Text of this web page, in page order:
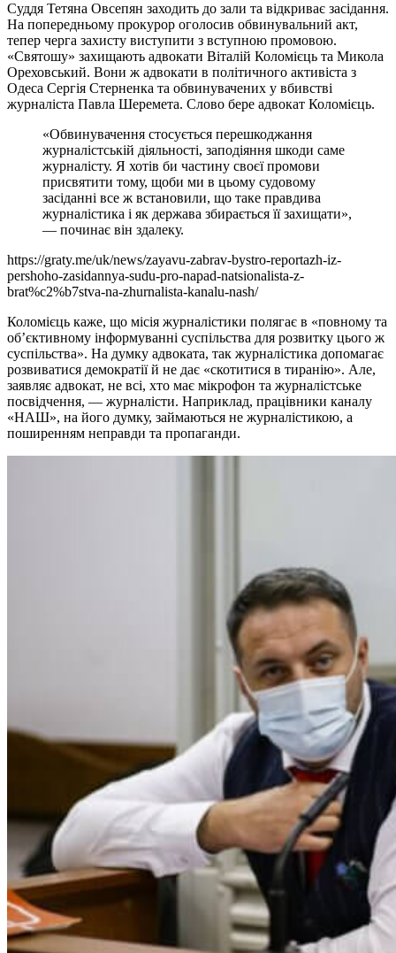
Суддя Тетяна Овсепян заходить до зали та відкриває засідання.
На попередньому прокурор оголосив обвинувальний акт,
тепер черга захисту виступити з вступною промовою.
«Святошу» захищають адвокати Віталій Коломієць та Микола
Ореховський. Вони ж адвокати в політичного активіста з
Одеса Сергія Стерненка та обвинувачених у вбивстві
журналіста Павла Шеремета. Слово бере адвокат Коломієць.
«Обвинувачення стосується перешкоджання
журналістській діяльності, заподіяння шкоди саме
журналісту. Я хотів би частину своєї промови
присвятити тому, щоби ми в цьому судовому
засіданні все ж встановили, що таке правдива
журналістика і як держава збирається її захищати»,
— починає він здалеку.
https://graty.me/uk/news/zayavu-zabrav-bystro-reportazh-iz-
pershoho-zasidannya-sudu-pro-napad-natsionalista-z-
brat%c2%b7stva-na-zhurnalista-kanalu-nash/
Коломієць каже, що місія журналістики полягає в «повному та
об’єктивному інформуванні суспільства для розвитку цього ж
суспільства». На думку адвоката, так журналістика допомагає
розвиватися демократії й не дає «скотитися в тиранію». Але,
заявляє адвокат, не всі, хто має мікрофон та журналістське
посвідчення, — журналісти. Наприклад, працівники каналу
«НАШ», на його думку, займаються не журналістикою, а
поширенням неправди та пропаганди.